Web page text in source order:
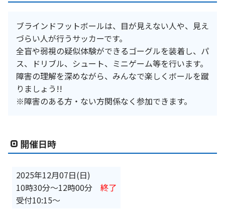
ブラインドフットボールは、目が見えない人や、見え
づらい人が行うサッカーです。
全盲や弱視の疑似体験ができるゴーグルを装着し、パ
ス、ドリブル、シュート、ミニゲーム等を行います。
障害の理解を深めながら、みんなで楽しくボールを蹴
りましょう!!
※障害のある方・ない方関係なく参加できます。
開催日時
2025年12月07日(日)
10時30分〜12時00分
受付10:15～
終了